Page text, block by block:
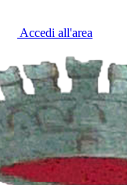
Accedi all'area